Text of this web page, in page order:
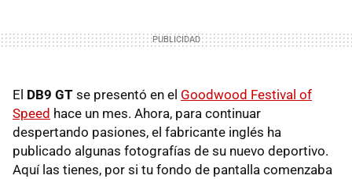
El DB9 GT se presentó en el Goodwood Festival of
Speed hace un mes. Ahora, para continuar
despertando pasiones, el fabricante inglés ha
publicado algunas fotografías de su nuevo deportivo.
Aquí las tienes, por si tu fondo de pantalla comenzaba